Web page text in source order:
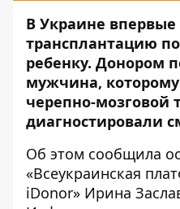
В Украине
трансплантацию
ребенку. Донором
мужчина,
черепно-мозговой
диагностировали
Об этом сообщила
«Всеукраинская
iDonor» Ирина